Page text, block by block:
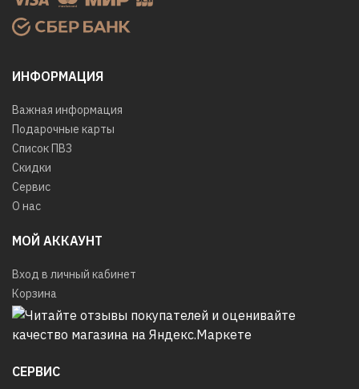
ИНФОРМАЦИЯ
Важная информация
Подарочные карты
Список ПВЗ
Скидки
Сервис
О нас
МОЙ АККАУНТ
Вход в личный кабинет
Корзина
СЕРВИС